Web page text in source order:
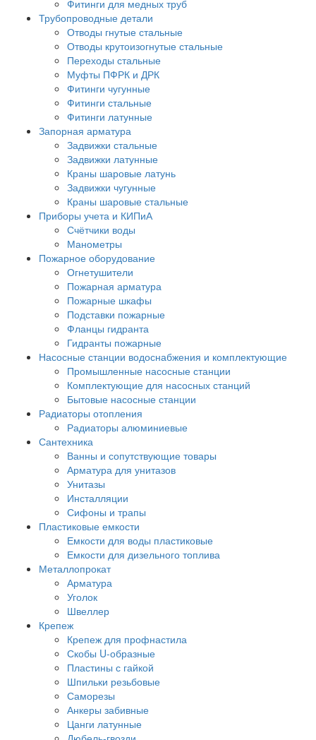
Фитинги для медных труб
Трубопроводные детали
Отводы гнутые стальные
Отводы крутоизогнутые стальные
Переходы стальные
Муфты ПФРК и ДРК
Фитинги чугунные
Фитинги стальные
Фитинги латунные
Запорная арматура
Задвижки стальные
Задвижки латунные
Краны шаровые латунь
Задвижки чугунные
Краны шаровые стальные
Приборы учета и КИПиА
Счётчики воды
Манометры
Пожарное оборудование
Огнетушители
Пожарная арматура
Пожарные шкафы
Подставки пожарные
Фланцы гидранта
Гидранты пожарные
Насосные станции водоснабжения и комплектующие
Промышленные насосные станции
Комплектующие для насосных станций
Бытовые насосные станции
Радиаторы отопления
Радиаторы алюминиевые
Сантехника
Ванны и сопутствующие товары
Арматура для унитазов
Унитазы
Инсталляции
Сифоны и трапы
Пластиковые емкости
Емкости для воды пластиковые
Емкости для дизельного топлива
Металлопрокат
Арматура
Уголок
Швеллер
Крепеж
Крепеж для профнастила
Скобы U-образные
Пластины с гайкой
Шпильки резьбовые
Саморезы
Анкеры забивные
Цанги латунные